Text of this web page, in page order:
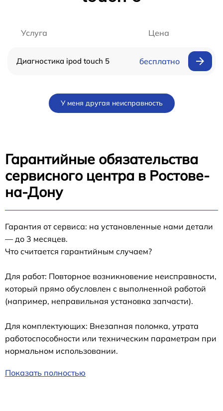
Услуга Цена
Диагностика ipod touch 5 бесплатно
У меня другая неисправность
Гарантийные обязательства
сервисного центра в Ростове-
на-Дону
Гарантия от сервиса: на установленные нами детали
— до 3 месяцев.
Что считается гарантийным случаем?
Для работ: Повторное возникновение неисправности,
который прямо обусловлен с выполненной работой
(например, неправильная установка запчасти).
Для комплектующих: Внезапная поломка, утрата
работоспособности или техническим параметрам при
нормальном использовании.
Показать полностью